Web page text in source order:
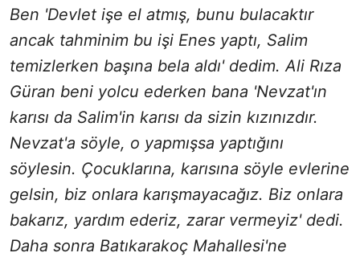
Ben 'Devlet işe el atmış, bunu bulacaktır
ancak tahminim bu işi Enes yaptı, Salim
temizlerken başına bela aldı' dedim. Ali Rıza
Güran beni yolcu ederken bana 'Nevzat'ın
karısı da Salim'in karısı da sizin kızınızdır.
Nevzat'a söyle, o yapmışsa yaptığını
söylesin. Çocuklarına, karısına söyle evlerine
gelsin, biz onlara karışmayacağız. Biz onlara
bakarız, yardım ederiz, zarar vermeyiz' dedi.
Daha sonra Batıkarakoç Mahallesi'ne